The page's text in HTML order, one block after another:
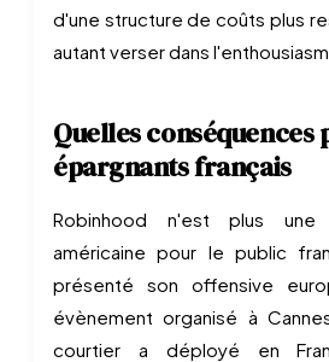
d'une structure de coûts plus
autant verser dans
Quelles conséquences
épargnants français
Robinhood n'est plus une
américaine pour le public
présenté son offensive
évènement organisé à
courtier a déployé en